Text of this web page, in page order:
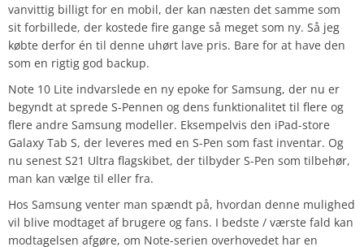
vanvittig billigt for en mobil, der kan næsten det samme som
sit forbillede, der kostede fire gange så meget som ny. Så jeg
købte derfor én til denne uhørt lave pris. Bare for at have den
som en rigtig god backup.
Note 10 Lite indvarslede en ny epoke for Samsung, der nu er
begyndt at sprede S-Pennen og dens funktionalitet til flere og
flere andre Samsung modeller. Eksempelvis den iPad-store
Galaxy Tab S, der leveres med en S-Pen som fast inventar. Og
nu senest S21 Ultra flagskibet, der tilbyder S-Pen som tilbehør,
man kan vælge til eller fra.
Hos Samsung venter man spændt på, hvordan denne mulighed
vil blive modtaget af brugere og fans. I bedste / værste fald kan
modtagelsen afgøre, om Note-serien overhovedet har en